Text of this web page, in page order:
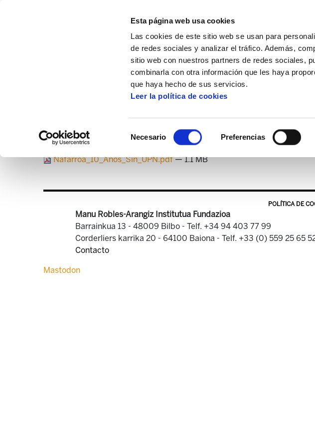
Esta página web usa cookies
Las cookies de este sitio web se usan para
de redes sociales y analizar el tráfico. Además,
sitio web con nuestros partners de redes sociales,
combinarla con otra información que les haya
que haya hecho de sus servicios.
Leer la política de cookies
Necesario Preferencias
Nafarroa_10_Anos_Sin_UPN.pdf
Nafarroa_10_Anos_Sin_UPN.pdf— 1.1 MB
POLÍTICA DE
Manu Robles-Arangiz Institutua Fundazioa
Barrainkua 13 - 48009 Bilbo - Telf. +34 94 403 77 99
Corderliers karrika 20 - 64100 Baiona - Telf. +33 (0) 559 25 65
Contacto
Mastodon